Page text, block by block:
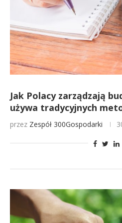
Jak Polacy zarządzają
używa tradycyjnych
przez Zespół 300Gospodarki